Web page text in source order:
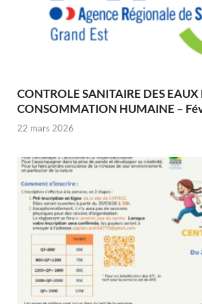
CONTROLE SANITAIRE DES EAUX
CONSOMMATION HUMAINE –
22 mars 2026